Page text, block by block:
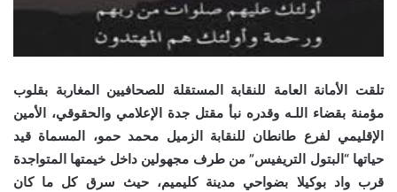
تلقت الأمانة العامة للنقابة المستقلة للصحافيين المغاربة بقلوب
مؤمنة بقضاء اللـه وقدره نبأ مقتل جدة الإعلامي والحقوقي، الأمين
الإقليمي لفرع طانطان للنقابة الزميل محمد حمو، المسماة قيد
حياتها “البتول التريفيس” من طرف مجهولين داخل خيمتها المتواجدة
قرب واد بوكيلا بضواحي مدينة كليميم، حيث سرق كل ما كان